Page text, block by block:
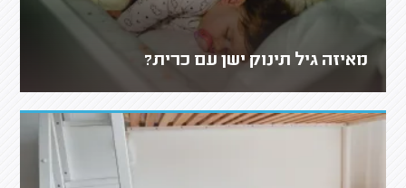
מאיזה גיל תינוק ישן עם כרית?